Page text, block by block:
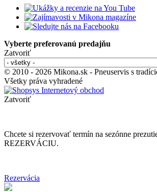
Vyberte preferovanú predajňu
Zatvoriť
© 2010 - 2026 Mikona.sk - Pneuservis s
Všetky práva vyhradené
Zatvoriť
Chcete si rezervovať termín na sezónne
REZERVÁCIU.
Rezervácia